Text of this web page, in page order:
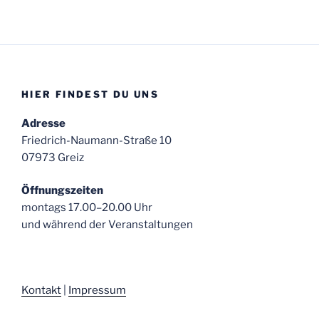
HIER FINDEST DU UNS
Adresse
Friedrich-Naumann-Straße 10
07973 Greiz
Öffnungszeiten
montags 17.00–20.00 Uhr
und während der Veranstaltungen
Kontakt Impressum